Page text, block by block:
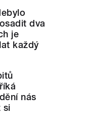
dva
je
každý
nás
si